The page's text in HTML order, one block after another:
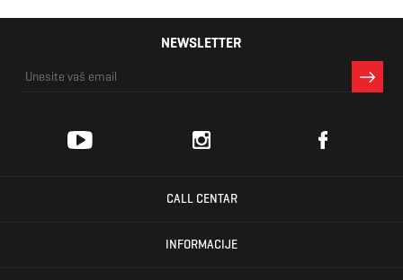
NEWSLETTER
CALL CENTAR
INFORMACIJE